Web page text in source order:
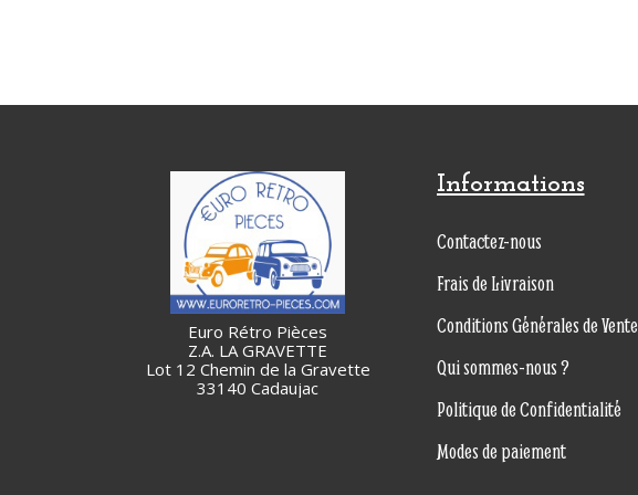
Euro Rétro Pièces
Z.A. LA GRAVETTE
Lot 12 Chemin de la Gravette
33140 Cadaujac
Informations
Contactez-nous
Frais de Livraison
Conditions Générales de Vente
Qui sommes-nous ?
Politique de Confidentialité
Modes de paiement